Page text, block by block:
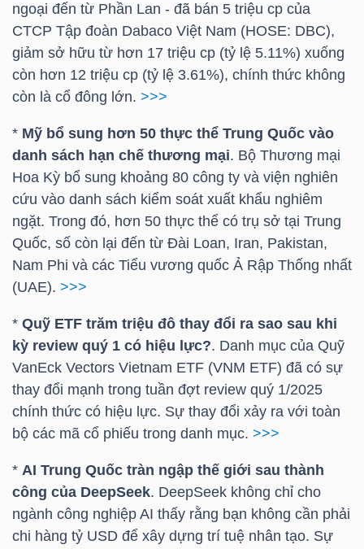
ngoại đến từ Phần Lan - đã bán 5 triệu cp của
CTCP Tập đoàn Dabaco Việt Nam (HOSE: DBC),
giảm sở hữu từ hơn 17 triệu cp (tỷ lệ 5.11%) xuống
còn hơn 12 triệu cp (tỷ lệ 3.61%), chính thức không
còn là cổ đông lớn. >>>
* Mỹ bổ sung hơn 50 thực thể Trung Quốc vào
danh sách hạn chế thương mại. Bộ Thương mại
Hoa Kỳ bổ sung khoảng 80 công ty và viện nghiên
cứu vào danh sách kiểm soát xuất khẩu nghiêm
ngặt. Trong đó, hơn 50 thực thể có trụ sở tại Trung
Quốc, số còn lại đến từ Đài Loan, Iran, Pakistan,
Nam Phi và các Tiểu vương quốc Ả Rập Thống nhất
(UAE). >>>
* Quỹ ETF trăm triệu đô thay đổi ra sao sau khi
kỳ review quý 1 có hiệu lực?. Danh mục của Quỹ
VanEck Vectors Vietnam ETF (VNM ETF) đã có sự
thay đổi mạnh trong tuần đợt review quý 1/2025
chính thức có hiệu lực. Sự thay đổi xảy ra với toàn
bộ các mã cổ phiếu trong danh mục. >>>
* AI Trung Quốc tràn ngập thế giới sau thành
công của DeepSeek. DeepSeek không chỉ cho
ngành công nghiệp AI thấy rằng bạn không cần phải
chi hàng tỷ USD để xây dựng trí tuệ nhân tạo. Sự
NĂNG
LƯỢNG
NGUYÊN
VẬT
LIỆU
CÔNG
NGHIỆP
TIÊU
DÙNG
KHÔNG
THIẾT